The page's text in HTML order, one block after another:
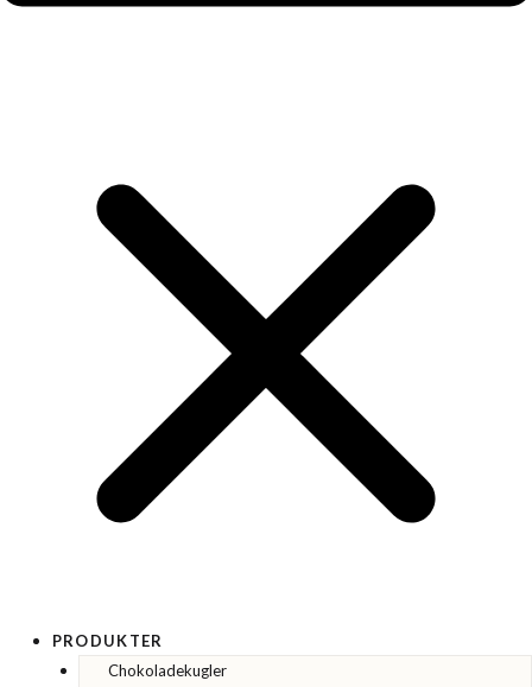
PRODUKTER
Chokoladekugler